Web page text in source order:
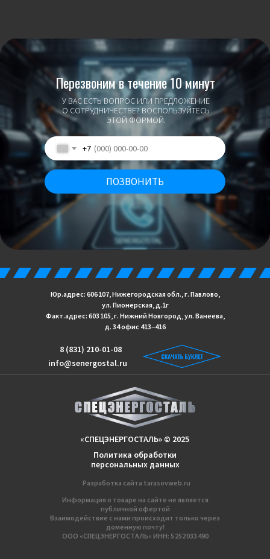
У ВАС ЕСТЬ ВОПРОС ИЛИ ПРЕДЛОЖЕНИЕ
О СОТРУДНИЧЕСТВЕ? ВОСПОЛЬЗУЙТЕСЬ
ЭТОЙ ФОРМОЙ.
Перезвоним в течение 10 минут
+7
ПОЗВОНИТЬ
Информация о товаре на сайте не является
публичной офертой
Взаимодействие с нами происходит только через
доменную почту!
ООО «СПЕЦЭНЕРГОСТАЛЬ» ИНН: 5 252 033 490
Разработка сайтa tarasovweb.ru
Политика обработки
персональных данных
«СПЕЦЭНЕРГОСТАЛЬ» © 2025
info@senergostal.ru
8 (831) 210-01-08
Юр.адрес: 606 107, Нижегородская обл., г. Павлово,
ул. Пионерская, д.1г
Факт.адрес: 603 105, г. Нижний Новгород, ул. Ванеева,
д. 34 офис 413−416